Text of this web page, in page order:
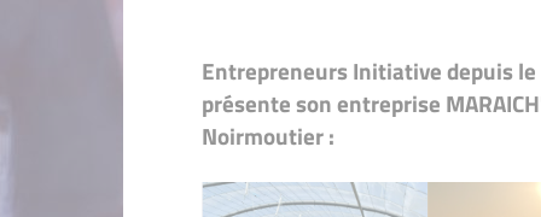
Entrepreneurs Initiative depuis le
présente son entreprise
Noirmoutier :